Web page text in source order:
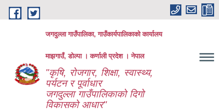
Skip to main content
जगदुल्ला गाउँपालिका, गाउँकार्यपालिकाको कार्यालय
माझगाउँ, डोल्पा । कर्णाली प्रदेश । नेपाल
"कृषि, रोजगार, शिक्षा, स्वास्थ्य,
पर्यटन र पूर्वाधार
जगदुल्ला गाउँपालिकाको दिगो
विकासको आधार"